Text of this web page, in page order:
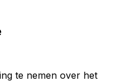
te nemen over het